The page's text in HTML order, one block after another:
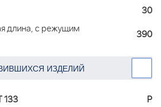
30
длина, c режущим
390
ИЗДЕЛИЙ
133 Р